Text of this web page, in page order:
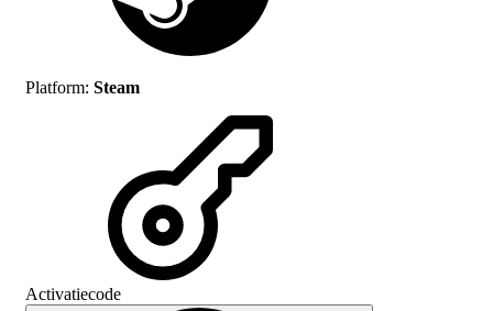
Platform: Steam
Activatiecode